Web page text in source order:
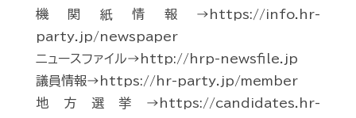
機関紙情報→https://info.hr-
party.jp/newspaper
ニュースファイル→http://hrp-newsfile.jp
議員情報→https://hr-party.jp/member
地方選挙→https://candidates.hr-